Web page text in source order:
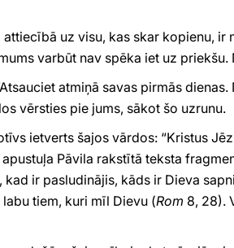
uz visu, kas skar kopienu, ir
varbūt nav spēka iet uz priekšu.
atmiņā savas pirmās
vērsties pie jums, sākot šo uzrunu.
ietverts šajos vārdos: “Kristus
Pāvila rakstītā teksta
kad ir pasludinājis, kāds ir Dieva
tiem, kuri mīl Dievu (Rom 8, 28).